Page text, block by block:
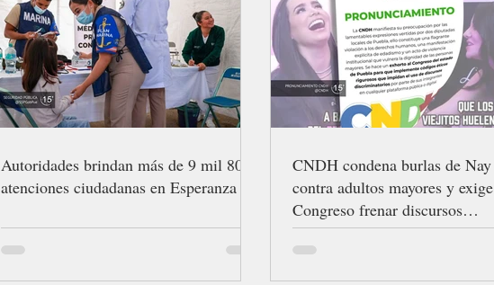
Autoridades brindan más de 9 mil 800
atenciones ciudadanas en Esperanza
CNDH condena burlas de Nay
contra adultos mayores y
Congreso frenar discursos
discriminatorios